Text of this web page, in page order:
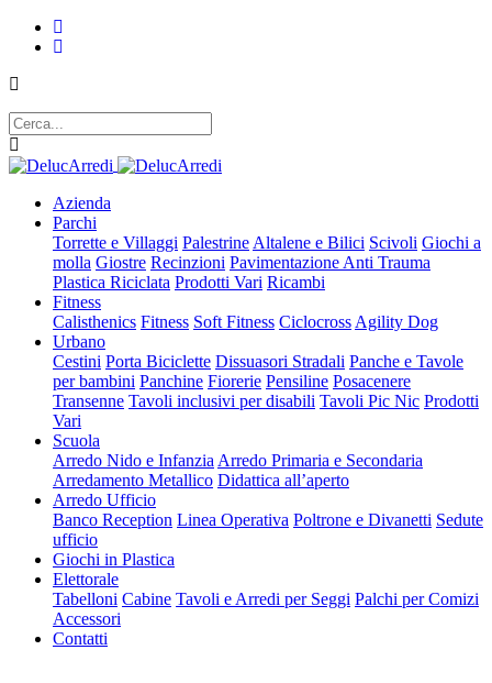
Azienda
Parchi
Torrette e Villaggi Palestrine Altalene e Bilici Scivoli Giochi a
molla Giostre Recinzioni Pavimentazione Anti Trauma
Plastica Riciclata Prodotti Vari Ricambi
Fitness
Calisthenics Fitness Soft Fitness Ciclocross Agility Dog
Urbano
Cestini Porta Biciclette Dissuasori Stradali Panche e Tavole
per bambini Panchine Fiorerie Pensiline Posacenere
Transenne Tavoli inclusivi per disabili Tavoli Pic Nic Prodotti
Vari
Scuola
Arredo Nido e Infanzia Arredo Primaria e Secondaria
Arredamento Metallico Didattica all’aperto
Arredo Ufficio
Banco Reception Linea Operativa Poltrone e Divanetti Sedute
ufficio
Giochi in Plastica
Elettorale
Tabelloni Cabine Tavoli e Arredi per Seggi Palchi per Comizi
Accessori
Contatti